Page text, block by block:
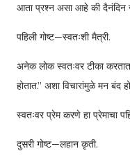
आता प्रश्न असा आहे की दैनंदिन
पहिली गोष्ट—स्वतःशी मैत्री.
अनेक लोक स्वतःवर टीका
होतात.” अशा विचारांमुळे मन बंद
स्वतःवर प्रेम करणे हा प्रेमाचा
दुसरी गोष्ट—लहान कृती.